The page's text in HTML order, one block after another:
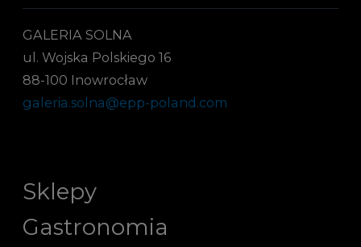
GALERIA SOLNA
ul. Wojska Polskiego 16
88-100 Inowrocław
galeria.solna@epp-poland.com
Sklepy
Gastronomia